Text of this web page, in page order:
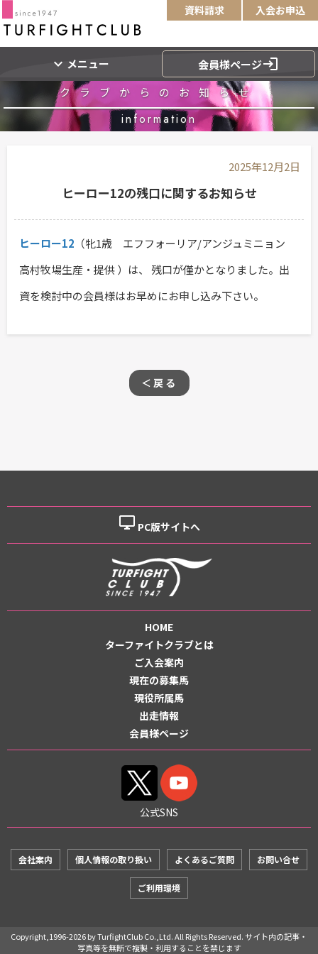
資料請求 入会お申込
expand_more メニュー 会員様ページlogin
クラブからのお知らせ
information
2025年12月2日
ヒーロー12の残口に関するお知らせ
ヒーロー12 （牝1歳 エフフォーリア/アンジュミニョン
高村牧場生産・提供 ）は、 残口が僅かとなりました。出
資を検討中の会員様はお早めにお申し込み下さい。
＜戻る
desktop_windows PC版サイトへ
HOME
ターファイトクラブとは
ご入会案内
現在の募集馬
現役所属馬
出走情報
会員様ページ
公式SNS
会社案内 個人情報の取り扱い よくあるご質問 お問い合せ
ご利用環境
Copyright,1996-2026 by TurfightClub Co.,Ltd. All Rights Reserved. サイト内の記事・
写真等を無断で複製・利用することを禁じます